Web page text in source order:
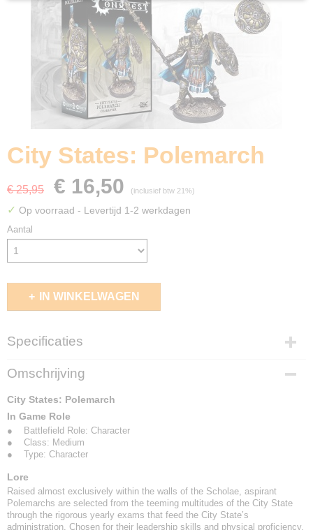
City States: Polemarch
€ 25,95 € 16,50 (inclusief btw 21%)
✓ Op voorraad - Levertijd 1-2 werkdagen
Aantal
IN WINKELWAGEN
Specificaties
EAN code
5213009015196
Omschrijving
City States: Polemarch
In Game Role
● Battlefield Role: Character
● Class: Medium
● Type: Character
Lore
Raised almost exclusively within the walls of the Scholae, aspirant
Polemarchs are selected from the teeming multitudes of the City State
through the rigorous yearly exams that feed the City State’s
administration. Chosen for their leadership skills and physical proficiency,